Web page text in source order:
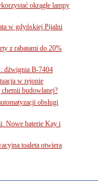
okrągłe lampy
w gdyńskiej Pijalni
z rabatami do 20%
dźwignia B-7404
w rejonie
budowlanej?
obsługi
Nowe baterie Kay i
toaleta otwiera